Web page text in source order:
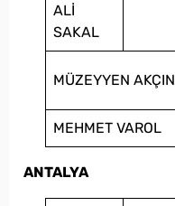
ALİ
SAKAL
MÜZEYYEN AKÇIN
MEHMET VAROL
ANTALYA